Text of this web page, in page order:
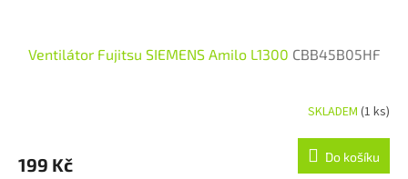
Ventilátor Fujitsu SIEMENS Amilo L1300 CBB45B05HF
SKLADEM (1 ks)
199 Kč Do košíku